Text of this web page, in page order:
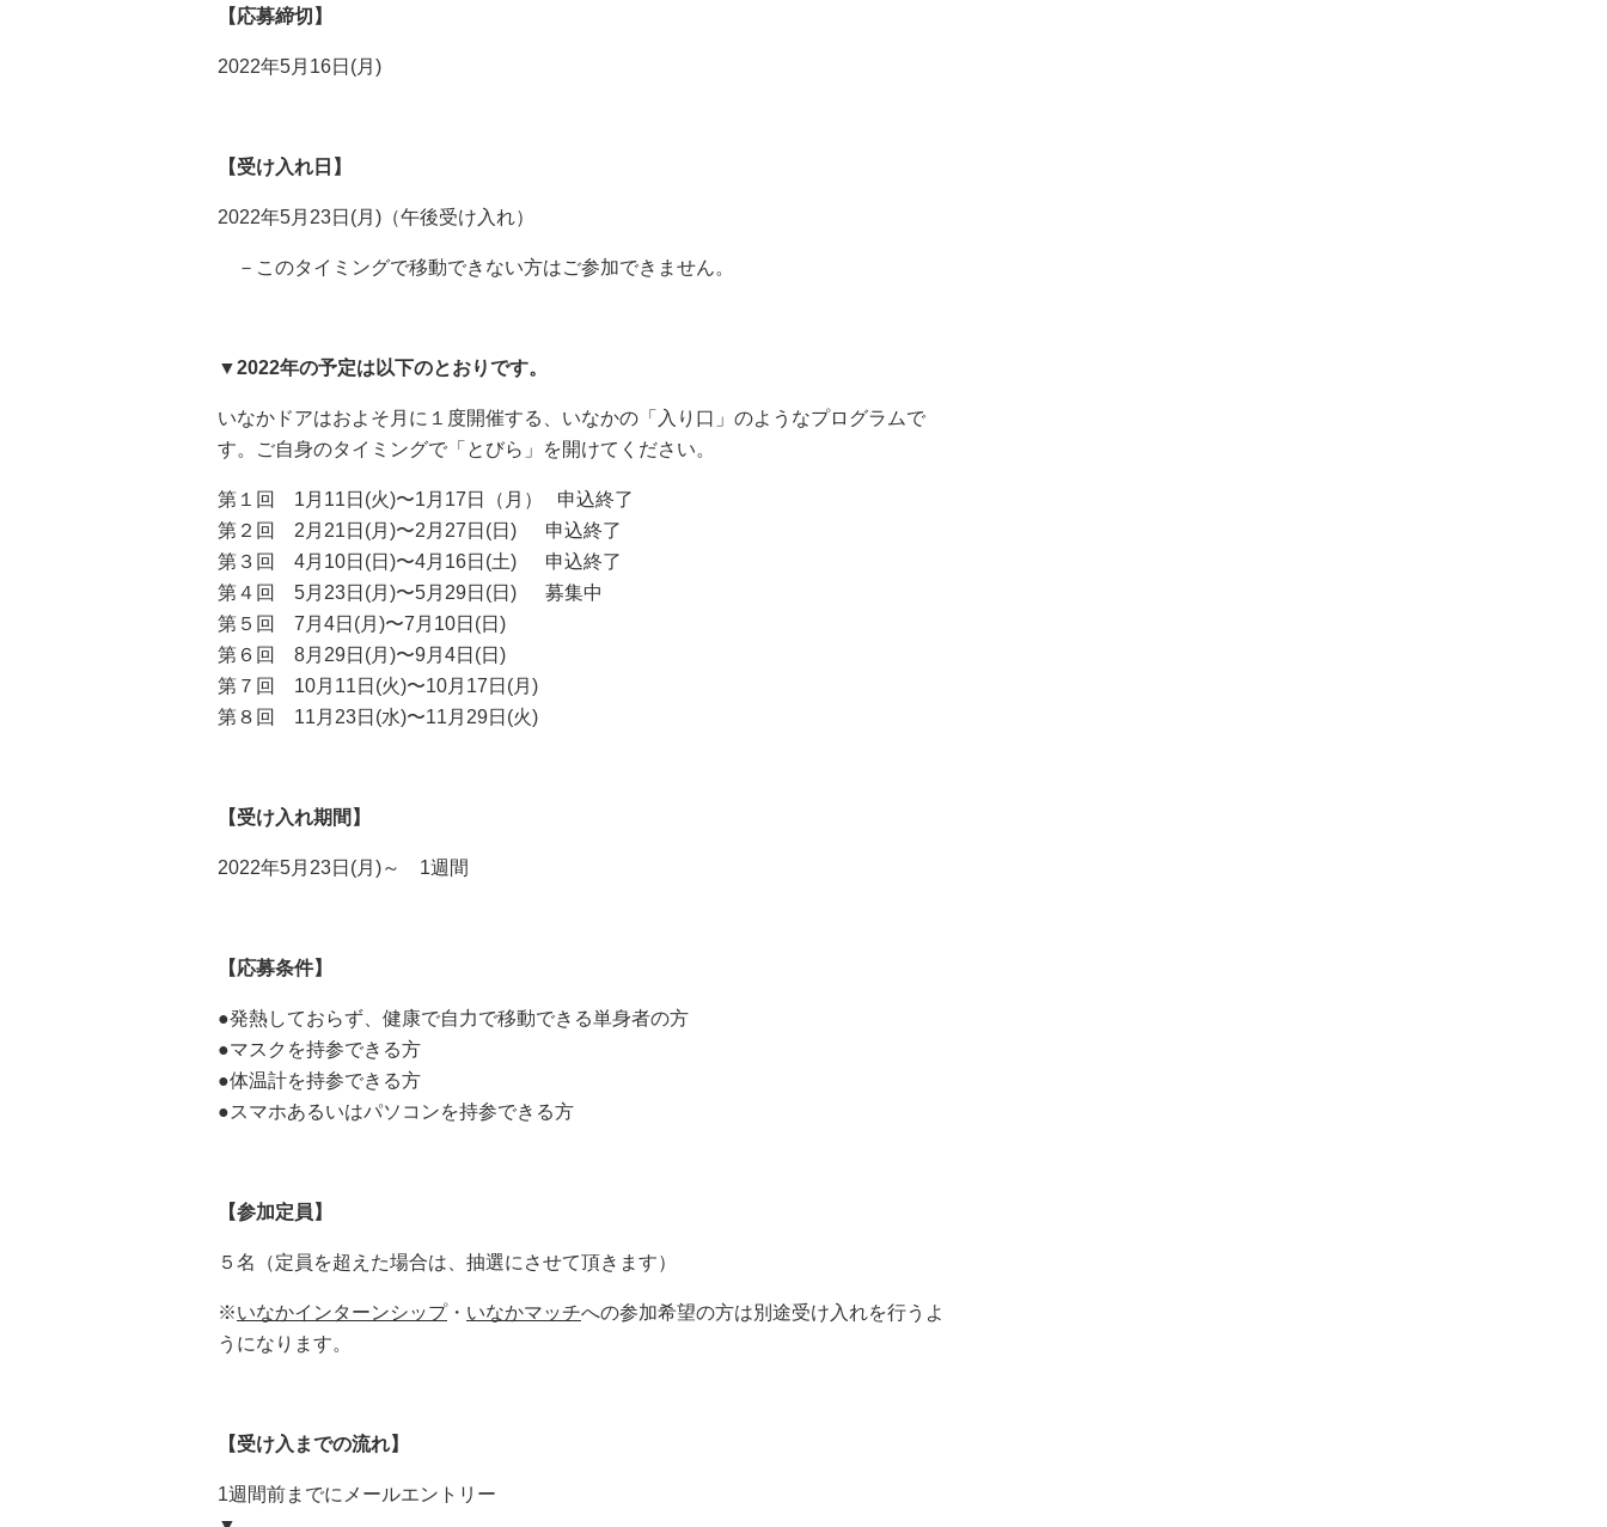
【応募締切】
2022年5月16日(月)
【受け入れ日】
2022年5月23日(月)（午後受け入れ）
－このタイミングで移動できない方はご参加できません。
▼2022年の予定は以下のとおりです。
いなかドアはおよそ月に１度開催する、いなかの「入り口」のようなプログラムで
す。ご自身のタイミングで「とびら」を開けてください。
第１回 1月11日(火)〜1月17日（月） 申込終了
第２回 2月21日(月)〜2月27日(日) 申込終了
第３回 4月10日(日)〜4月16日(土) 申込終了
第４回 5月23日(月)〜5月29日(日) 募集中
第５回 7月4日(月)〜7月10日(日)
第６回 8月29日(月)〜9月4日(日)
第７回 10月11日(火)〜10月17日(月)
第８回 11月23日(水)〜11月29日(火)
【受け入れ期間】
2022年5月23日(月)～ 1週間
【応募条件】
●発熱しておらず、健康で自力で移動できる単身者の方
●マスクを持参できる方
●体温計を持参できる方
●スマホあるいはパソコンを持参できる方
【参加定員】
５名（定員を超えた場合は、抽選にさせて頂きます）
※いなかインターンシップ・ いなかマッチへの参加希望の方は別途受け入れを行うよ
うになります。
【受け入までの流れ】
1週間前までにメールエントリー